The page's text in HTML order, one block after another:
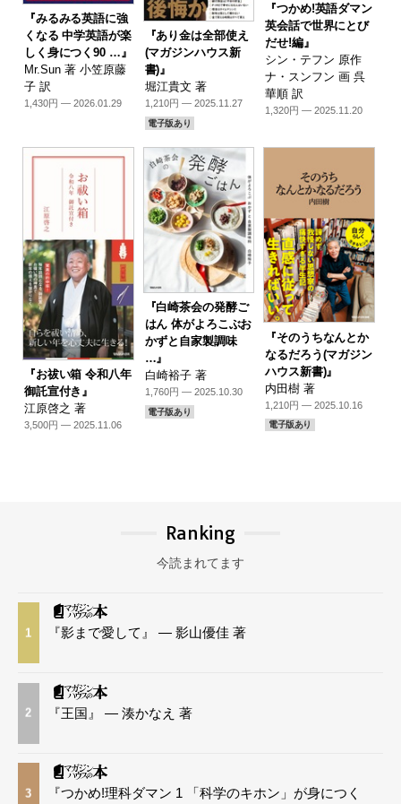
『みるみる英語に強
くなる 中学英語が楽
しく身につく90 …』
Mr.Sun 著 小笠原藤
子 訳
1,430円 — 2026.01.29
『あり金は全部使え
(マガジンハウス新
書)』
堀江貴文 著
1,210円 — 2025.11.27
電子版あり
『つかめ!英語ダマン
英会話で世界にとび
だせ!編』
シン・テフン 原作
ナ・スンフン 画 呉
華順 訳
1,320円 — 2025.11.20
『お祓い箱 令和八年
御託宣付き』
江原啓之 著
3,500円 — 2025.11.06
『白崎茶会の発酵ご
はん 体がよろこぶお
かずと自家製調味
…』
白崎裕子 著
1,760円 — 2025.10.30
電子版あり
『そのうちなんとか
なるだろう(マガジン
ハウス新書)』
内田樹 著
1,210円 — 2025.10.16
電子版あり
Ranking
今読まれてます
1 『影まで愛して』 — 影山優佳 著
2 『王国』 — 湊かなえ 著
3
『つかめ!理科ダマン 1 「科学のキホン」が身につく